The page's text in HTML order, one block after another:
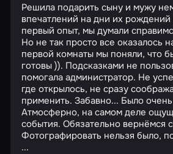
Решила подарить сыну и мужу
впечатлений на дни их
первый опыт, мы думали
Но не так просто все оказалось
первой комнаты мы поняли, что
готовы )). Подсказками не
помогала администратор. Не
где открылось, не сразу
применить. Забавно... Было
Атмосферно, на самом деле
события. Обязательно вернёмся
Фотографировать нельзя было,
...